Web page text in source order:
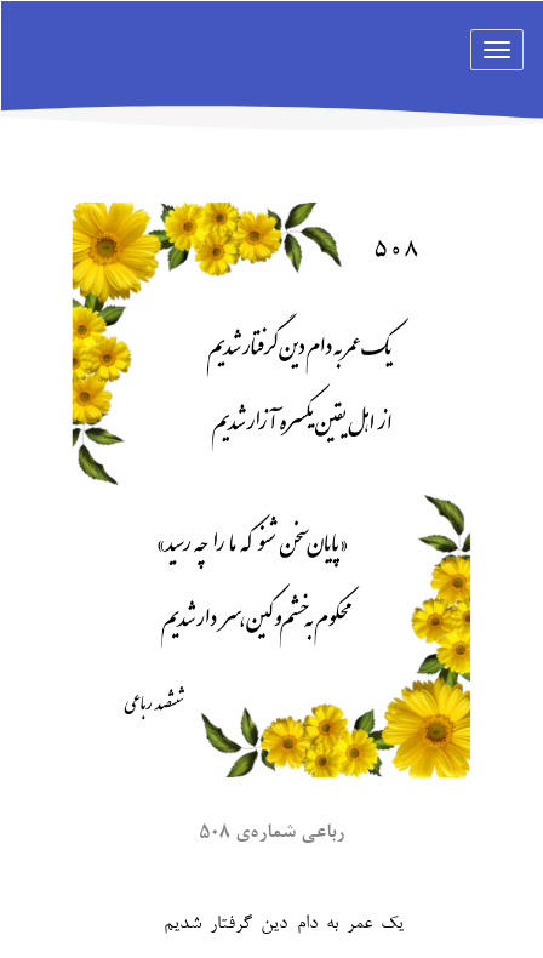
Toggle
رباعی شماره‌ی ۵۰۸
یک عمر به دام دین گرفتار شدیم